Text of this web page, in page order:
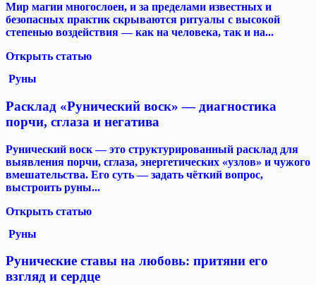
Мир магии многослоен, и за пределами известных и
безопасных практик скрываются ритуалы с высокой
степенью воздействия — как на человека, так и на...
Открыть статью
Руны
Расклад «Рунический воск» — диагностика
порчи, сглаза и негатива
Рунический воск — это структурированный расклад для
выявления порчи, сглаза, энергетических «узлов» и чужого
вмешательства. Его суть — задать чёткий вопрос,
выстроить руны...
Открыть статью
Руны
Рунические ставы на любовь: притяни его
взгляд и сердце